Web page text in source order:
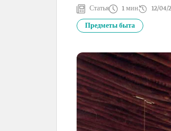
Статья 1 мин 12/04/
Предметы быта